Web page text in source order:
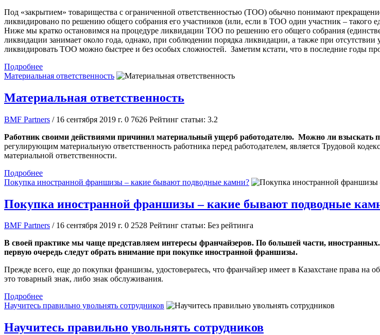
Под «закрытием» товарищества с ограниченной ответственностью (ТОО) обычно понимают
ликвидировано по решению общего собрания его участников (или, если в ТОО один участник – такого
Ниже мы кратко остановимся на процедуре ликвидации ТОО по решению его общего собрания
ликвидации занимает около года, однако, при соблюдении порядка ликвидации, а также при
ликвидировать ТОО можно быстрее и без особых сложностей. Заметим кстати, что в последние годы
Подробнее
Материальная ответственность
Материальная ответственность
BMF Partners / 16 сентября 2019 г. 0 7626 Рейтинг статьи: 3.2
Работник своими действиями причинил материальный ущерб работодателю. Можно ли взыскать
регулирующим материальную ответственность работника перед работодателем, является Трудовой
материальной ответственности.
Подробнее
Покупка иностранной франшизы – какие бывают подводные камни?
Покупка иностранной франшизы – какие бывают подводные
BMF Partners / 16 сентября 2019 г. 0 2528 Рейтинг статьи: Без рейтинга
В своей практике мы чаще представляем интересы франчайзеров. По большей части,
первую очередь следут обрать внимание при покупке иностранной франшизы.
Прежде всего, еще до покупки франшизы, удостоверьтесь, что франчайзер имеет в Казахстане права на
это товарный знак, либо знак обслуживания.
Подробнее
Научитесь правильно увольнять сотрудников
Научитесь правильно увольнять сотрудников